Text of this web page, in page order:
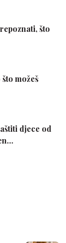
što
možeš
djece od